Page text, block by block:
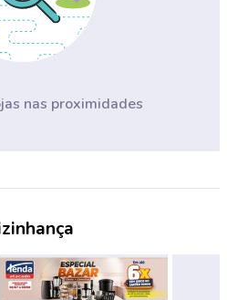
nas proximidades